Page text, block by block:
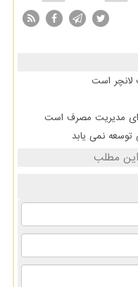
لانچر است
برای مدیریت مصرف است
توسعه نمی یابد
این مطلب